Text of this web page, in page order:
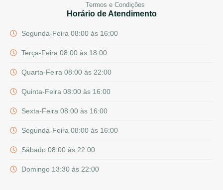
Termos e Condições
Horário de Atendimento
Segunda-Feira 08:00 às 16:00
Terça-Feira 08:00 às 18:00
Quarta-Feira 08:00 às 22:00
Quinta-Feira 08:00 às 16:00
Sexta-Feira 08:00 às 16:00
Segunda-Feira 08:00 às 16:00
Sábado 08:00 às 22:00
Domingo 13:30 às 22:00